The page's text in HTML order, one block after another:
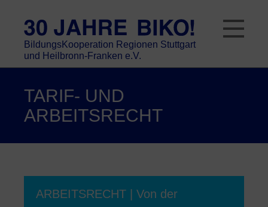
content
BildungsKooperation Regionen Stuttgart
und Heilbronn-Franken e.V.
TARIF- UND
ARBEITSRECHT
ARBEITSRECHT | Von der